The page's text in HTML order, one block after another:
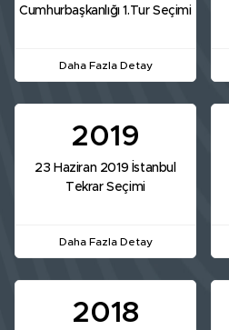
Cumhurbaşkanlığı 1.Tur Seçimi
Daha Fazla Detay
2019
23 Haziran 2019 İstanbul
Tekrar Seçimi
Daha Fazla Detay
2018